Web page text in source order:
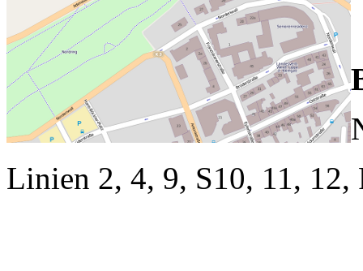
Linien 2, 4, 9, S10, 11, 12,